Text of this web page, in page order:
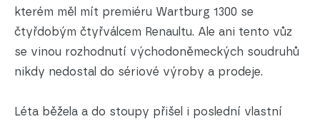
kterém měl mít premiéru Wartburg 1300 se
čtyřdobým čtyřválcem Renaultu. Ale ani tento vůz
se vinou rozhodnutí východoněmeckých soudruhů
nikdy nedostal do sériové výroby a prodeje.
Léta běžela a do stoupy přišel i poslední vlastní